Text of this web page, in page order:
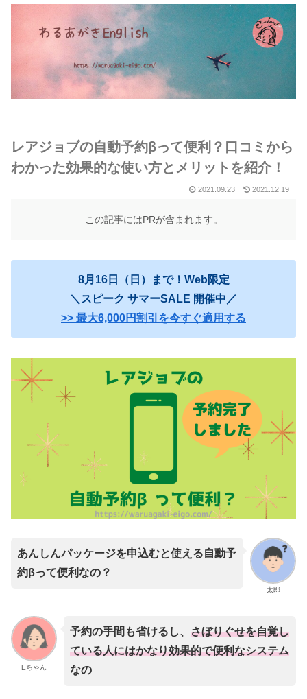
レアジョブの自動予約βって便利？口コミから
わかった効果的な使い方とメリットを紹介！
2021.09.23 2021.12.19
この記事にはPRが含まれます。
8月16日（日）まで！Web限定
＼スピーク サマーSALE 開催中／
>> 最大6,000円割引を今すぐ適用する
太郎
あんしんパッケージを申込むと使える自動予
約βって便利なの？
Eちゃん
予約の手間も省けるし、 さぼりぐせを自覚し
ている人にはかなり効果的で便利なシステム
なの